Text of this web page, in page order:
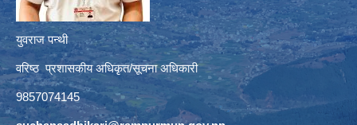
युवराज पन्थी
वरिष्ठ प्रशासकीय अधिकृत/सूचना अधिकारी
9857074145